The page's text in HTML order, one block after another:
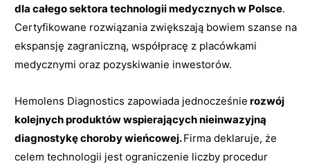
dla całego sektora technologii medycznych w Polsce.
Certyfikowane rozwiązania zwiększają bowiem szanse na
ekspansję zagraniczną, współpracę z placówkami
medycznymi oraz pozyskiwanie inwestorów.
Hemolens Diagnostics zapowiada jednocześnie rozwój
kolejnych produktów wspierających nieinwazyjną
diagnostykę choroby wieńcowej.Firma deklaruje, że
celem technologii jest ograniczenie liczby procedur